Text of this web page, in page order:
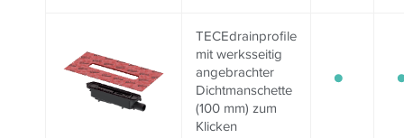
TECEdrainprofile
mit werksseitig
angebrachter
Dichtmanschette
(100 mm) zum
Klicken